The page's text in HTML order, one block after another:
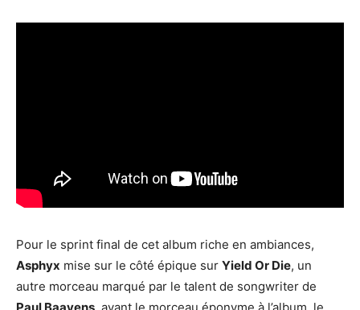
Pour le sprint final de cet album riche en ambiances,
Asphyx mise sur le côté épique sur Yield Or Die, un
autre morceau marqué par le talent de songwriter de